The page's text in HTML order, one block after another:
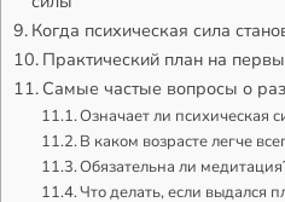
Когда психическая сила
Практический план на
Самые частые вопросы о
Означает ли психическая
В каком возрасте легче
Обязательна ли
Что делать, если выдался